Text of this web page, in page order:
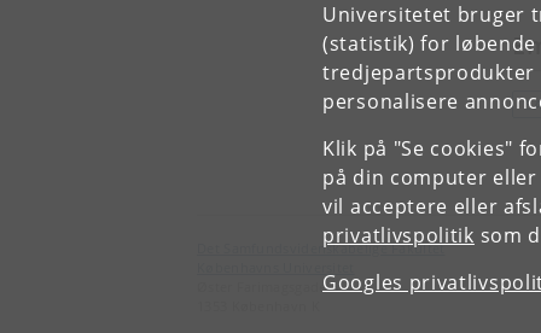
Universitetet bruger
(statistik) for
tredjepartsprodukter
personalisere
Klik på "Se cookies"
på din computer
vil acceptere eller
privatlivspolitik som
Googles
Det Samfundsvidenskabelige Fakultet
Øster Farimagsgade 5